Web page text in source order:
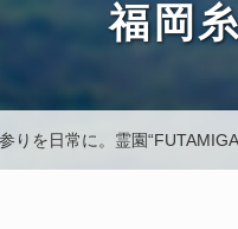
福岡
りを日常に。霊園